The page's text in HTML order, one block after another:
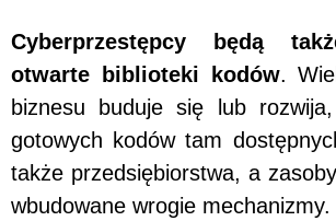
Cyberprzestępcy będą
otwarte biblioteki kodów.
biznesu buduje się lub
gotowych kodów tam
także przedsiębiorstwa, a
wbudowane wrogie mechanizmy.